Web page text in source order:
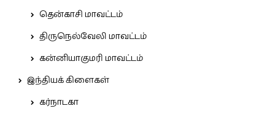
தென்காசி மாவட்டம்
திருநெல்வேலி மாவட்டம்
கன்னியாகுமரி மாவட்டம்
இந்தியக் கிளைகள்
கர்நாடகா